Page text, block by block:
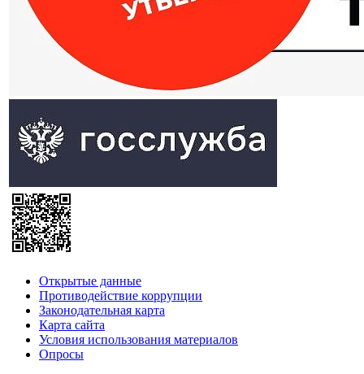
Открытые данные
Противодействие коррупции
Законодательная карта
Карта сайта
Условия использования материалов
Опросы